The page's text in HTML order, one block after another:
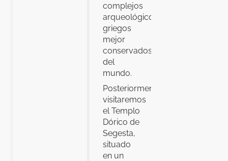
complejos
arqueológicos
griegos
mejor
conservados
del
mundo.
Posteriormente
visitaremos
el Templo
Dórico de
Segesta,
situado
en un